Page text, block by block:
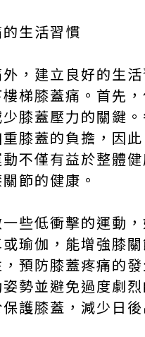
生活習慣
，建立良好的生
梯膝蓋痛。首先
膝蓋壓力的關鍵
膝蓋的負擔，因
不僅有益於整體
節的健康。
些低衝擊的運動
瑜伽，能增強膝
預防膝蓋疼痛的
勢並避免過度劇
護膝蓋，減少日